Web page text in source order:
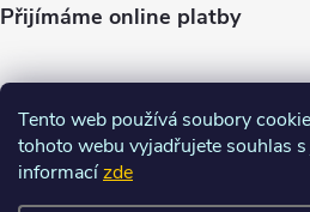
Tento web používá soubory
tohoto webu vyjadřujete souhlas
informacízde
Přijímáme online platby